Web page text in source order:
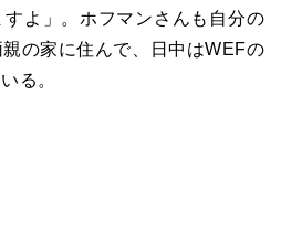
よ」。ホフマンさんも自分の
の家に住んで、日中はWEFの
る。